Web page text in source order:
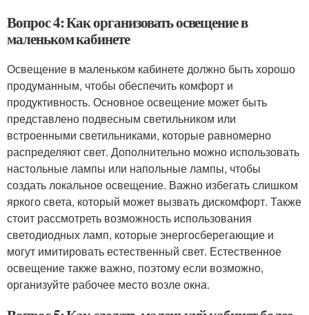
Вопрос 4: Как организовать освещение в
маленьком кабинете
Освещение в маленьком кабинете должно быть хорошо
продуманным, чтобы обеспечить комфорт и
продуктивность. Основное освещение может быть
представлено подвесным светильником или
встроенными светильниками, которые равномерно
распределяют свет. Дополнительно можно использовать
настольные лампы или напольные лампы, чтобы
создать локальное освещение. Важно избегать слишком
яркого света, который может вызвать дискомфорт. Также
стоит рассмотреть возможность использования
светодиодных ламп, которые энергосберегающие и
могут имитировать естественный свет. Естественное
освещение также важно, поэтому если возможно,
организуйте рабочее место возле окна.